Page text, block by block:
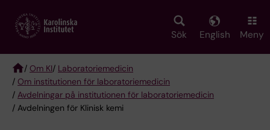
main
Sök English Meny
Breadcrumb
/ Om KI/ Laboratoriemedicin
/ Om institutionen för laboratoriemedicin
/ Avdelningar på institutionen för laboratoriemedicin
/ Avdelningen för Klinisk kemi